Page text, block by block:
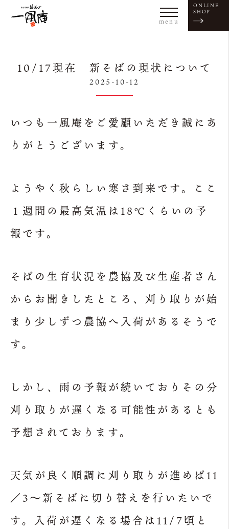
menu
ONLINE
SHOP
10/17現在 新そばの現状について
2025-10-12
いつも一風庵をご愛顧いただき誠にあ
りがとうございます。
ようやく秋らしい寒さ到来です。ここ
１週間の最高気温は18℃くらいの予
報です。
そばの生育状況を農協及び生産者さん
からお聞きしたところ、刈り取りが始
まり少しずつ農協へ入荷があるそうで
す。
しかし、雨の予報が続いておりその分
刈り取りが遅くなる可能性があるとも
予想されております。
天気が良く順調に刈り取りが進めば11
／3～新そばに切り替えを行いたいで
す。入荷が遅くなる場合は11/7頃と